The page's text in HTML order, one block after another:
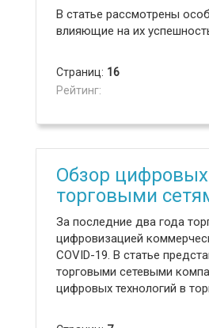
В статье рассмотрены
влияющие на их
Страниц: 16
Рейтинг:
Обзор
торговыми
За последние два года
цифровизацией
COVID-19. В статье
торговыми сетевыми
цифровых технологий в